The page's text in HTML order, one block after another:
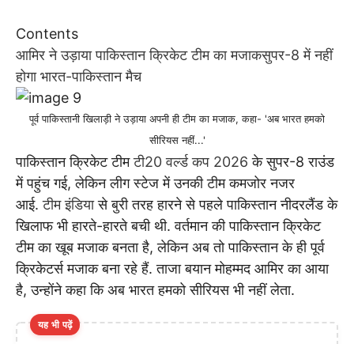
Contents
आमिर ने उड़ाया पाकिस्तान क्रिकेट टीम का मजाकसुपर-8 में नहीं
होगा भारत-पाकिस्तान मैच
पूर्व पाकिस्तानी खिलाड़ी ने उड़ाया अपनी ही टीम का मजाक, कहा- 'अब भारत हमको
सीरियस नहीं...'
पाकिस्तान क्रिकेट टीमटी20 वर्ल्ड कप 2026 के सुपर-8 राउंड
में पहुंच गई, लेकिन लीग स्टेज में उनकी टीम कमजोर नजर
आई.टीम इंडियासे बुरी तरह हारने से पहले पाकिस्तान नीदरलैंड के
खिलाफ भी हारते-हारते बची थी. वर्तमान की पाकिस्तान क्रिकेट
टीम का खूब मजाक बनता है, लेकिन अब तो पाकिस्तान के ही पूर्व
क्रिकेटर्स मजाक बना रहे हैं. ताजा बयान मोहम्मद आमिर का आया
है, उन्होंने कहा कि अब भारत हमको सीरियस भी नहीं लेता.
यह भी पढ़ें